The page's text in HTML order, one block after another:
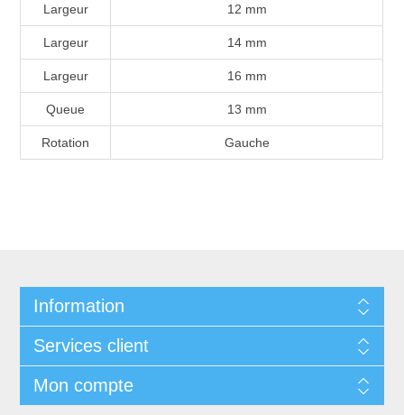
Largeur 12 mm
Largeur 14 mm
Largeur 16 mm
Queue 13 mm
Rotation Gauche
Information
Services client
Mon compte